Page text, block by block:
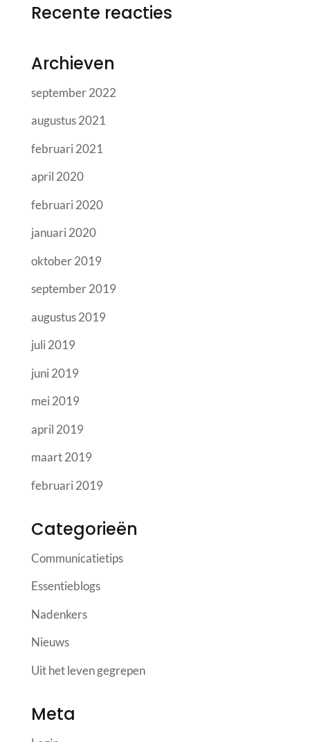
Recente reacties
Archieven
september 2022
augustus 2021
februari 2021
april 2020
februari 2020
januari 2020
oktober 2019
september 2019
augustus 2019
juli 2019
juni 2019
mei 2019
april 2019
maart 2019
februari 2019
Categorieën
Communicatietips
Essentieblogs
Nadenkers
Nieuws
Uit het leven gegrepen
Meta